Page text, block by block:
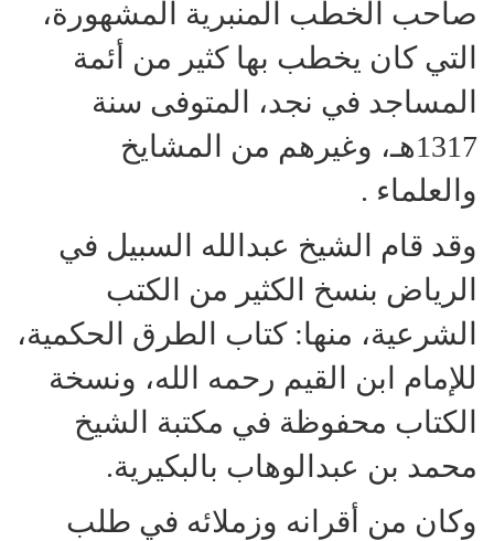
صاحب الخطب المنبرية المشهورة،
التي كان يخطب بها كثير من أئمة
المساجد في نجد، المتوفى سنة
1317هـ، وغيرهم من المشايخ
والعلماء .
وقد قام الشيخ عبدالله السبيل في
الرياض بنسخ الكثير من الكتب
الشرعية، منها: كتاب الطرق الحكمية،
للإمام ابن القيم رحمه الله، ونسخة
الكتاب محفوظة في مكتبة الشيخ
محمد بن عبدالوهاب بالبكيرية.
وكان من أقرانه وزملائه في طلب